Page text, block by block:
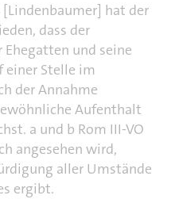
[Lindenbaumer] hat der
dass der
und seine
einer Stelle im
der Annahme
Aufenthalt
a und b Rom III-VO
angesehen wird,
aller Umstände
ergibt.